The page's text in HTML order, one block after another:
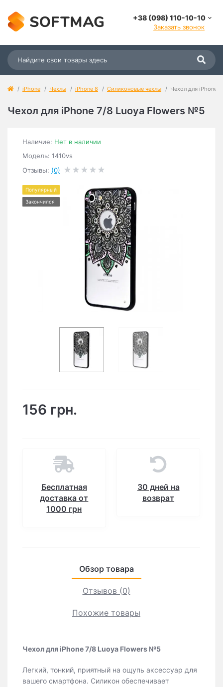
+38 (098) 110-10-10
Заказать звонок
iPhone Чехлы iPhone 8 Силиконовые чехлы Чехол для iPhone
Чехол для iPhone 7/8 Luoya Flowers №5
Наличие: Нет в наличии
Модель: 1410vs
Отзывы: (0)
Популярный
Закончился
156 грн.
Бесплатная
доставка от
1000 грн
30 дней на
возврат
Обзор товара
Отзывов (0)
Похожие товары
Чехол для iPhone 7/8 Luoya Flowers №5
Легкий, тонкий, приятный на ощупь аксессуар для
вашего смартфона. Силикон обеспечивает